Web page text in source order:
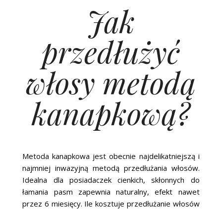
Jak
przedłużyć
włosy metodą
kanapkową?
Metoda kanapkowa jest obecnie najdelikatniejszą i
najmniej inwazyjną metodą przedłużania włosów.
Idealna dla posiadaczek cienkich, skłonnych do
łamania pasm zapewnia naturalny, efekt nawet
przez 6 miesięcy. Ile kosztuje przedłużanie włosów